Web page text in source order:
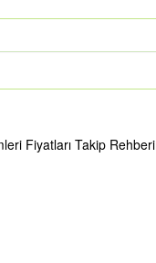
Fiyatları Takip Rehberi